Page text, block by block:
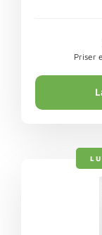
Priser